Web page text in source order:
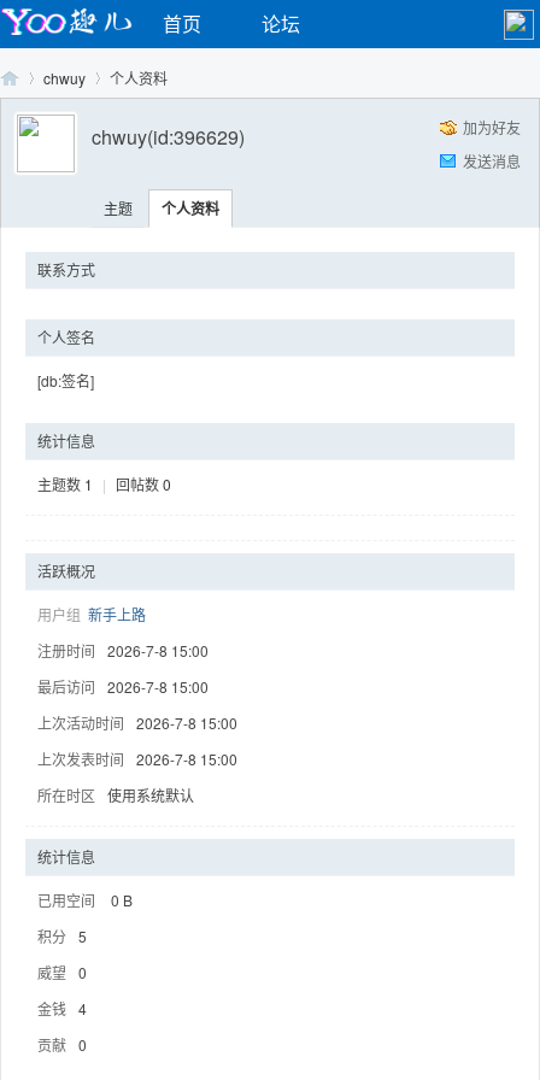
首页 论坛
Yo›
chwuy 个人资料
加为好友
发送消息
chwuy(id:396629)
主题 个人资料
联系方式
个人签名
[db:签名]
统计信息
主题数 1 | 回帖数0
活跃概况
用户组 新手上路
注册时间
2026-7-8 15:00
最后访问
2026-7-8 15:00
上次活动时间
2026-7-8 15:00
上次发表时间
2026-7-8 15:00
所在时区
使用系统默认
统计信息
已用空间
0 B
积分 5
威望
0
金钱
4
贡献 0